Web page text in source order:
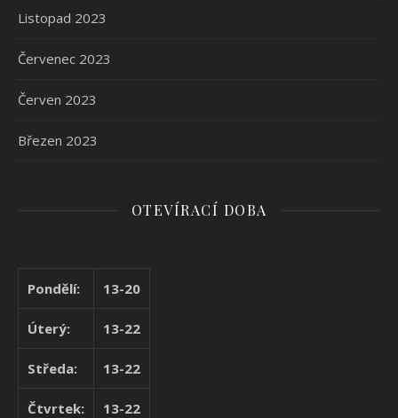
Listopad 2023
Červenec 2023
Červen 2023
Březen 2023
OTEVÍRACÍ DOBA
Pondělí: 13-20
Úterý: 13-22
Středa: 13-22
Čtvrtek: 13-22